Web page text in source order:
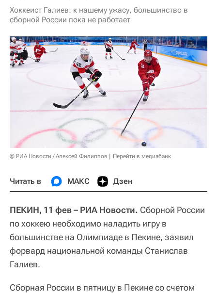
Хоккеист Галиев: к нашему ужасу, большинство в
сборной России пока не работает
© РИА Новости / Алексей Филиппов Перейти в медиабанк
Читать в МАКС Дзен
ПЕКИН, 11 фев – РИА Новости. Сборной России
по хоккею необходимо наладить игру в
большинстве на Олимпиаде в Пекине, заявил
форвард национальной команды Станислав
Галиев.
Сборная России в пятницу в Пекине со счетом